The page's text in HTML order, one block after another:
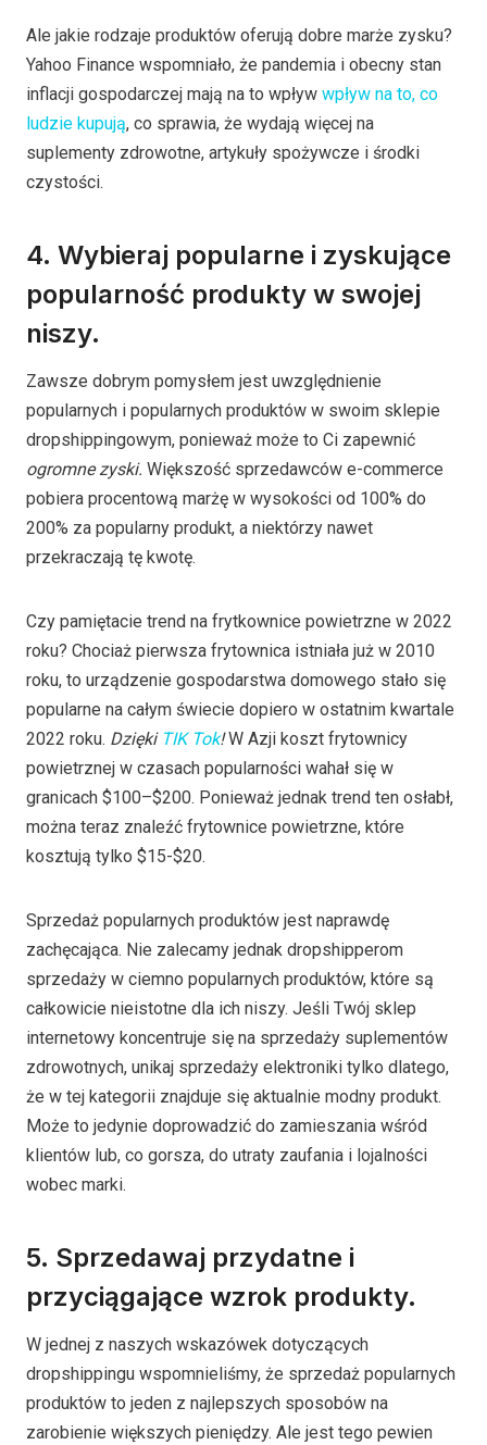
Ale jakie rodzaje produktów oferują dobre marże zysku?
Yahoo Finance wspomniało, że pandemia i obecny stan
inflacji gospodarczej mają na to wpływ wpływ na to, co
ludzie kupują, co sprawia, że wydają więcej na
suplementy zdrowotne, artykuły spożywcze i środki
czystości.
4. Wybieraj popularne i zyskujące
popularność produkty w swojej
niszy.
Zawsze dobrym pomysłem jest uwzględnienie
popularnych i popularnych produktów w swoim sklepie
dropshippingowym, ponieważ może to Ci zapewnić
ogromne zyski. Większość sprzedawców e-commerce
pobiera procentową marżę w wysokości od 100% do
200% za popularny produkt, a niektórzy nawet
przekraczają tę kwotę.
Czy pamiętacie trend na frytkownice powietrzne w 2022
roku? Chociaż pierwsza frytownica istniała już w 2010
roku, to urządzenie gospodarstwa domowego stało się
popularne na całym świecie dopiero w ostatnim kwartale
2022 roku. Dzięki TIK Tok!W Azji koszt frytownicy
powietrznej w czasach popularności wahał się w
granicach $100–$200. Ponieważ jednak trend ten osłabł,
można teraz znaleźć frytownice powietrzne, które
kosztują tylko $15-$20.
Sprzedaż popularnych produktów jest naprawdę
zachęcająca. Nie zalecamy jednak dropshipperom
sprzedaży w ciemno popularnych produktów, które są
całkowicie nieistotne dla ich niszy. Jeśli Twój sklep
internetowy koncentruje się na sprzedaży suplementów
zdrowotnych, unikaj sprzedaży elektroniki tylko dlatego,
że w tej kategorii znajduje się aktualnie modny produkt.
Może to jedynie doprowadzić do zamieszania wśród
klientów lub, co gorsza, do utraty zaufania i lojalności
wobec marki.
5. Sprzedawaj przydatne i
przyciągające wzrok produkty.
W jednej z naszych wskazówek dotyczących
dropshippingu wspomnieliśmy, że sprzedaż popularnych
produktów to jeden z najlepszych sposobów na
zarobienie większych pieniędzy. Ale jest tego pewien